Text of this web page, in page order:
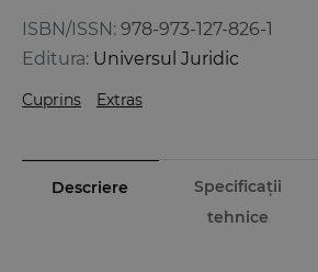
ISBN/ISSN: 978-973-127-826-1
Editura: Universul Juridic
Cuprins Extras
Descriere
Specificații
tehnice